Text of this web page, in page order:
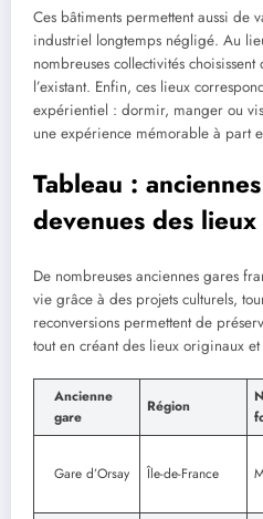
Ces bâtiments permettent aussi de
industriel longtemps négligé. Au
nombreuses collectivités
l’existant. Enfin, ces lieux
expérientiel : dormir, manger ou
une expérience mémorable à part
Tableau :
devenues des
De nombreuses anciennes gares
vie grâce à des projets culturels,
reconversions permettent de
tout en créant des lieux originaux et
Ancienne
gare
Région
Gare d’Orsay Île-de-France